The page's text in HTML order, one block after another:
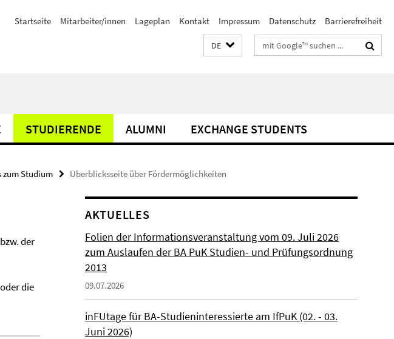
Startseite Mitarbeiter/innen Lageplan Kontakt Impressum Datenschutz Barrierefreiheit
DE Suchbegriffe
STUDIERENDE ALUMNI EXCHANGE STUDENTS
zum Studium Überblicksseite über Fördermöglichkeiten
der
die
AKTUELLES
Folien der Informationsveranstaltung vom 09. Juli 2026
zum Auslaufen der BA PuK Studien- und Prüfungsordnung
2013
09.07.2026
inFUtage für BA-Studieninteressierte am IfPuK (02. - 03.
Juni 2026)